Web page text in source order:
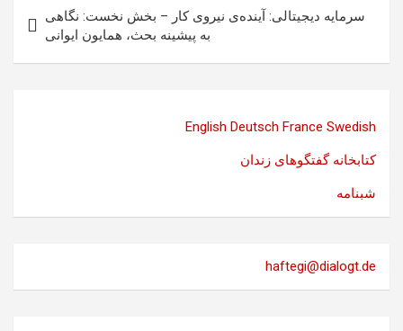
سرمایه‌ دیجیتالی: آینده‌ی نیروی کار – بخش نخست: نگاهی
به پیشینه بحث، همایون ایوانی
English Deutsch France Swedish
کتابخانه گفتگوهای زندان
شبنامه
haftegi@dialogt.de